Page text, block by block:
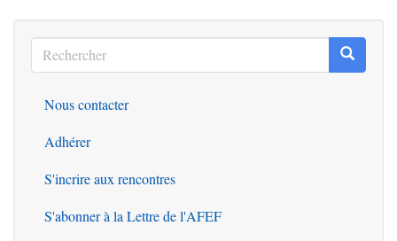
Rechercher
Rechercher
Outils
Nous contacter
Adhérer
S'incrire aux rencontres
S'abonner à la Lettre de l'AFEF